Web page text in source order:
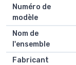
Numéro de
modèle
Nom de
l'ensemble
Fabricant